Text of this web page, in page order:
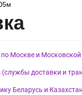
Москве и Московской
доставки и
Беларусь и Казахстан